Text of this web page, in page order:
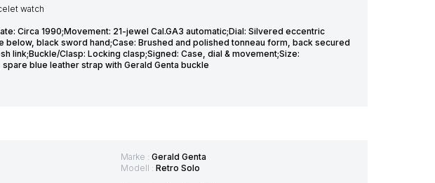
watch
Circa 1990;Movement: 21-jewel Cal.GA3 automatic;Dial: Silvered eccentric
black sword hand;Case: Brushed and polished tonneau form, back secured
link;Buckle/Clasp: Locking clasp;Signed: Case, dial & movement;Size:
blue leather strap with Gerald Genta buckle
Marke : Gerald Genta
Modell : Retro Solo